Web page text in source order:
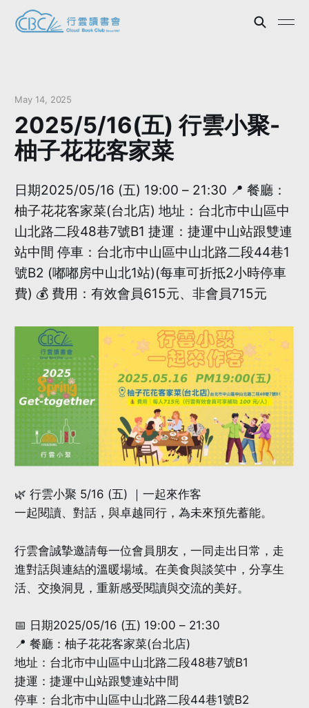
May 14, 2025
2025/5/16(五) 行雲小聚-
柚子花花客家菜
日期2025/05/16 (五) 19:00 – 21:30 📍 餐廳：
柚子花花客家菜(台北店) 地址：台北市中山區中
山北路二段48巷7號B1 捷運：捷運中山站跟雙連
站中間 停車：台北市中山區中山北路二段44巷1
號B2 (嘟嘟房中山北1站)(每車可折抵2小時停車
費) 💰 費用：有效會員615元、非會員715元
🌿 行雲小聚 5/16 (五) ｜一起來作客
一起閱讀、對話，與卓越同行，為未來預先蓄能。
行雲會誠摯邀請每一位會員朋友，一同走出日常，走
進對話與連結的溫暖場域。在美食與談笑中，分享生
活、交換洞見，重新感受閱讀與交流的美好。
📅 日期2025/05/16 (五) 19:00 – 21:30
📍 餐廳：柚子花花客家菜(台北店)
地址：台北市中山區中山北路二段48巷7號B1
捷運：捷運中山站跟雙連站中間
停車：台北市中山區中山北路二段44巷1號B2